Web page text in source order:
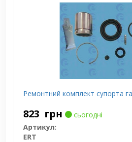
Ремонтний комплект супорта
823 грн
сьогодні
Артикул:
ERT